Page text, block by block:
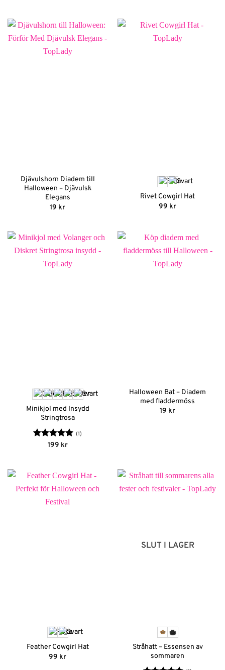
Djävulshorn Diadem till
Halloween – Djävulsk
Elegans
19 kr
Rivet Cowgirl Hat
99 kr
Minikjol med Insydd
Stringtrosa
Betygsatt5
(1)
199 kr
Halloween Bat – Diadem
med fladdermöss
19 kr
Feather Cowgirl Hat
99 kr
SLUT I LAGER
Stråhatt – Essensen av
sommaren